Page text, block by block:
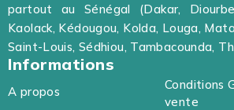
partout au Sénégal (Dakar,
Kaolack, Kédougou, Kolda, Louga,
Saint-Louis, Sédhiou, Tambacounda,
Informations
A propos
Conditions
vente